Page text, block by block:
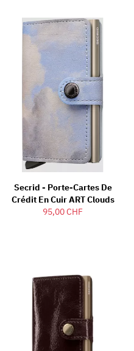
Secrid - Porte-Cartes De
Crédit En Cuir ART Clouds
95,00 CHF